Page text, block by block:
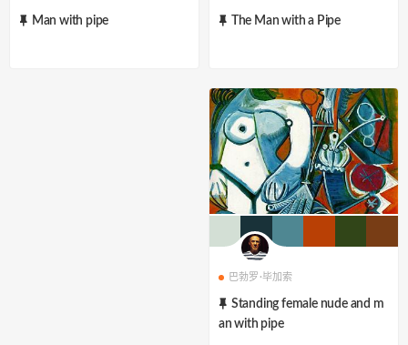
Man with pipe The Man with a Pipe
巴勃罗·毕加索
Standing female nude and m
an with pipe